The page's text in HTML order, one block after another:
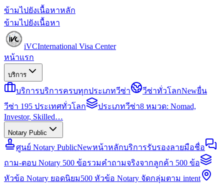
ข้ามไปยังเนื้อหาหลัก
ข้ามไปยังเนื้อหา
iVCInternational Visa Center
หน้าแรก
บริการ
บริการบริการครบทุกประเภทวีซ่า วีซ่าทั่วโลกNewยื่น
วีซ่า 195 ประเทศทั่วโลก
ประเภทวีซ่า8 หมวด: Nomad,
Investor, Skilled…
Notary Public
ศูนย์ Notary PublicNewหน้าหลักบริการรับรองลายมือชื่อ
ถาม-ตอบ Notary 500 ข้อรวมคำถามจริงจากลูกค้า 500 ข้อ
หัวข้อ Notary ยอดนิยม500 หัวข้อ Notary จัดกลุ่มตาม intent